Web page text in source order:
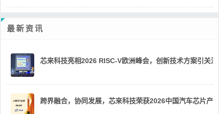
最新资讯
芯来科技亮相2026 RISC-V欧洲峰会，创新技术方案引关注
跨界融合，协同发展，芯来科技荣获2026中国汽车芯片产